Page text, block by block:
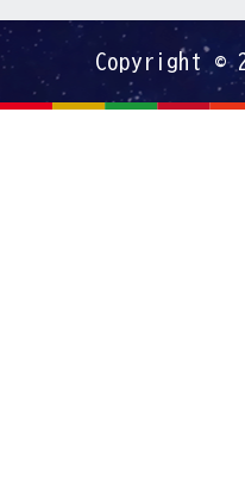
Copyright ©